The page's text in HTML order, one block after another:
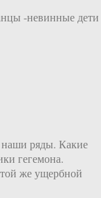
-невинные дети
наши ряды. Какие
гегемона.
же ущербной